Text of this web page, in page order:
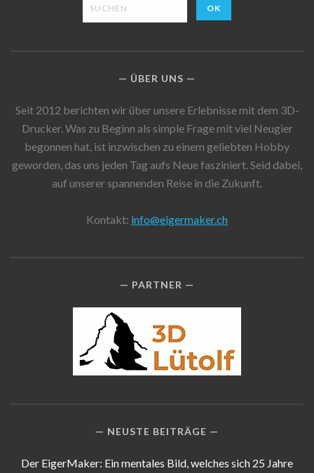
ÜBER UNS
Seit 2012 berichten wir über unsere Erlebnisse mit dem 3D-
Drucker. Was zu Beginn als simple Frage mit viel Neugier
begonnen hat, ist inzwischen zu einem geliebten Hobby
geworden, das uns jeden Tag aufs Neue fasziniert. Seid dabei,
auf unserer spannenden Reise in die Zukunft.
Kontakt: info@eigermaker.ch
PARTNER
NEUSTE BEITRÄGE
Der EigerMaker: Ein mentales Bild, welches sich 25 Jahre